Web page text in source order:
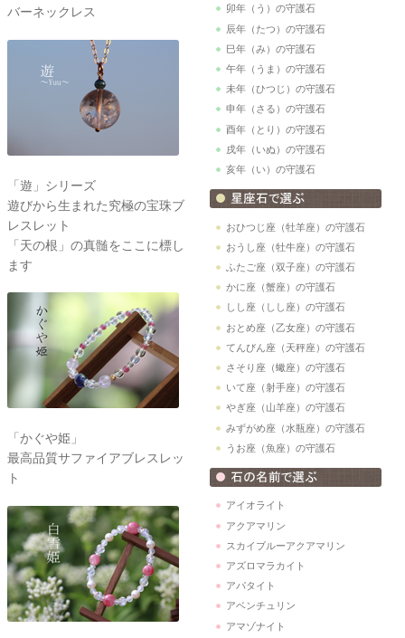
バーネックレス
「遊」シリーズ
遊びから生まれた究極の宝珠ブ
レスレット
「天の根」の真髄をここに標し
ます
「かぐや姫」
最高品質サファイアブレスレッ
ト
卯年（う）の守護石
辰年（たつ）の守護石
巳年（み）の守護石
午年（うま）の守護石
未年（ひつじ）の守護石
申年（さる）の守護石
酉年（とり）の守護石
戌年（いぬ）の守護石
亥年（い）の守護石
おひつじ座（牡羊座）の守護石
おうし座（牡牛座）の守護石
ふたご座（双子座）の守護石
かに座（蟹座）の守護石
しし座（しし座）の守護石
おとめ座（乙女座）の守護石
てんびん座（天秤座）の守護石
さそり座（蠍座）の守護石
いて座（射手座）の守護石
やぎ座（山羊座）の守護石
みずがめ座（水瓶座）の守護石
うお座（魚座）の守護石
アイオライト
アクアマリン
スカイブルーアクアマリン
アズロマラカイト
アパタイト
アベンチュリン
アマゾナイト